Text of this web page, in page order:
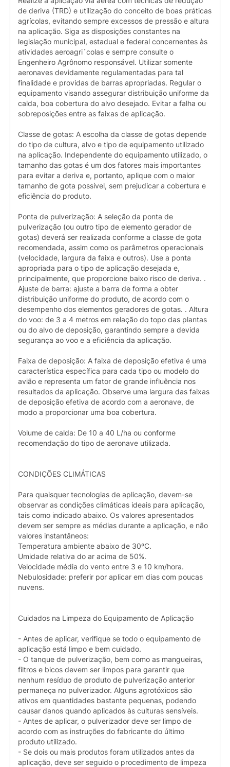
de deriva (TRD) e utilização do conceito de boas práticas
agrícolas, evitando sempre excessos de pressão e altura
na aplicação. Siga as disposições constantes na
legislação municipal, estadual e federal concernentes às
atividades aeroagri´colas e sempre consulte o
Engenheiro Agrônomo responsável. Utilizar somente
aeronaves devidamente regulamentadas para tal
finalidade e providas de barras apropriadas. Regular o
equipamento visando assegurar distribuição uniforme da
calda, boa cobertura do alvo desejado. Evitar a falha ou
sobreposições entre as faixas de aplicação.
Classe de gotas: A escolha da classe de gotas depende
do tipo de cultura, alvo e tipo de equipamento utilizado
na aplicação. Independente do equipamento utilizado, o
tamanho das gotas é um dos fatores mais importantes
para evitar a deriva e, portanto, aplique com o maior
tamanho de gota possível, sem prejudicar a cobertura e
eficiência do produto.
Ponta de pulverização: A seleção da ponta de
pulverização (ou outro tipo de elemento gerador de
gotas) deverá ser realizada conforme a classe de gota
recomendada, assim como os parâmetros operacionais
(velocidade, largura da faixa e outros). Use a ponta
apropriada para o tipo de aplicação desejada e,
principalmente, que proporcione baixo risco de deriva. .
Ajuste de barra: ajuste a barra de forma a obter
distribuição uniforme do produto, de acordo com o
desempenho dos elementos geradores de gotas. . Altura
do voo: de 3 a 4 metros em relação do topo das plantas
ou do alvo de deposição, garantindo sempre a devida
segurança ao voo e a eficiência da aplicação.
Faixa de deposição: A faixa de deposição efetiva é uma
característica específica para cada tipo ou modelo do
avião e representa um fator de grande influência nos
resultados da aplicação. Observe uma largura das faixas
de deposição efetiva de acordo com a aeronave, de
modo a proporcionar uma boa cobertura.
Volume de calda: De 10 a 40 L/ha ou conforme
recomendação do tipo de aeronave utilizada.
CONDIÇÕES CLIMÁTICAS
Para quaisquer tecnologias de aplicação, devem-se
observar as condições climáticas ideais para aplicação,
tais como indicado abaixo. Os valores apresentados
devem ser sempre as médias durante a aplicação, e não
valores instantâneos:
Temperatura ambiente abaixo de 30ºC.
Umidade relativa do ar acima de 50%.
Velocidade média do vento entre 3 e 10 km/hora.
Nebulosidade: preferir por aplicar em dias com poucas
nuvens.
Cuidados na Limpeza do Equipamento de Aplicação
- Antes de aplicar, verifique se todo o equipamento de
aplicação está limpo e bem cuidado.
- O tanque de pulverização, bem como as mangueiras,
filtros e bicos devem ser limpos para garantir que
nenhum resíduo de produto de pulverização anterior
permaneça no pulverizador. Alguns agrotóxicos são
ativos em quantidades bastante pequenas, podendo
causar danos quando aplicados às culturas sensíveis.
- Antes de aplicar, o pulverizador deve ser limpo de
acordo com as instruções do fabricante do último
produto utilizado.
- Se dois ou mais produtos foram utilizados antes da
aplicação, deve ser seguido o procedimento de limpeza